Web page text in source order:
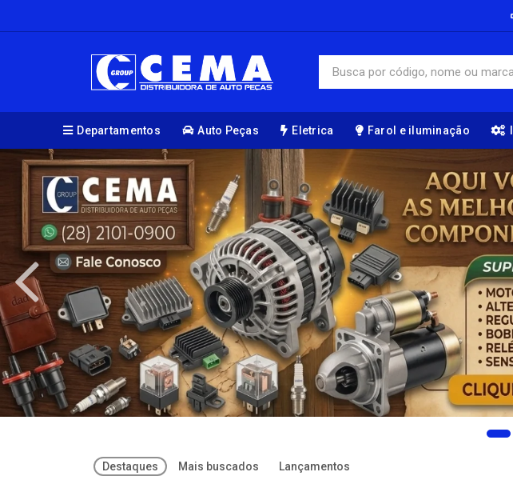
Departamentos Auto Peças Eletrica Farol e iluminação
Destaques Mais buscados Lançamentos